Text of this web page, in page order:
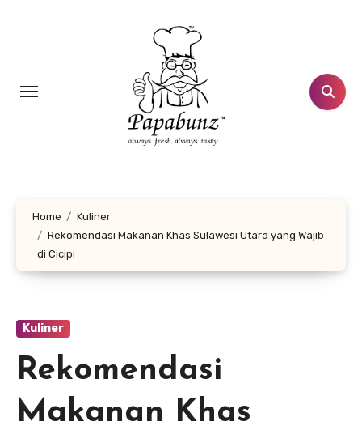
Home
Kuliner
Rekomendasi Makanan Khas Sulawesi Utara yang Wajib
di Cicipi
Kuliner
Rekomendasi
Makanan Khas